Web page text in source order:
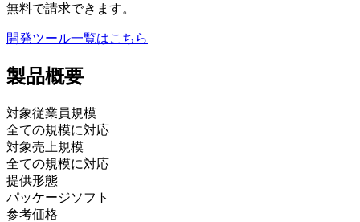
無料で請求できます。
開発ツール一覧はこちら
製品概要
対象従業員規模
全ての規模に対応
対象売上規模
全ての規模に対応
提供形態
パッケージソフト
参考価格